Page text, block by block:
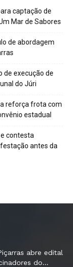
captação de
Mar de Sabores
de abordagem
de execução de
do Júri
reforça frota com
estadual
contesta
antes da
abre edital
do...